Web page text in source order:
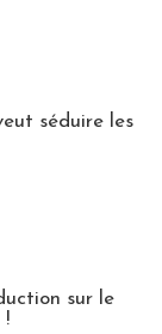
séduire les
sur le
!